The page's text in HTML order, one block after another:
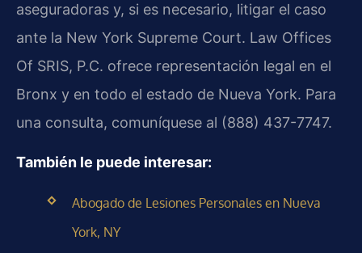
aseguradoras y, si es necesario, litigar el caso
ante la New York Supreme Court. Law Offices
Of SRIS, P.C. ofrece representación legal en el
Bronx y en todo el estado de Nueva York. Para
una consulta, comuníquese al (888) 437-7747.
También le puede interesar:
Abogado de Lesiones Personales en Nueva
York, NY